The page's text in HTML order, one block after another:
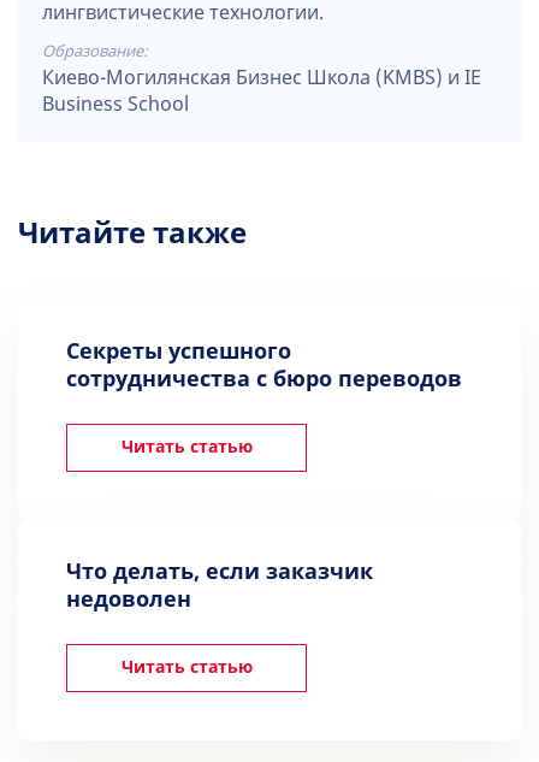
лингвистические технологии.
Образование:
Киево-Могилянская Бизнес Школа (KMBS) и IE
Business School
Читайте также
Секреты успешного
сотрудничества с бюро переводов
Читать статью
Что делать, если заказчик
недоволен
Читать статью